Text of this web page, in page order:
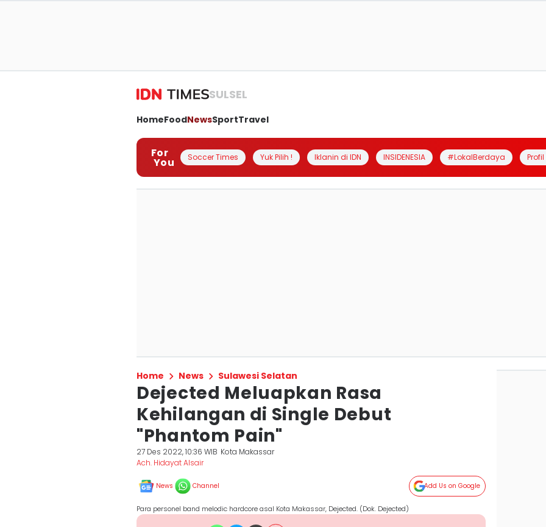
SULSEL
HomeFoodNewsSportTravel
For
You Soccer Times Yuk Pilih ! Iklanin di IDN INSIDENESIA #LokalBerdaya
Home News Sulawesi Selatan
Dejected Meluapkan Rasa
Kehilangan di Single Debut
"Phantom Pain"
27 Des 2022, 10:36 WIB Kota Makassar
Ach. Hidayat Alsair
News Channel Add Us on Google
Para personel band melodic hardcore asal Kota Makassar, Dejected. (Dok. Dejected)